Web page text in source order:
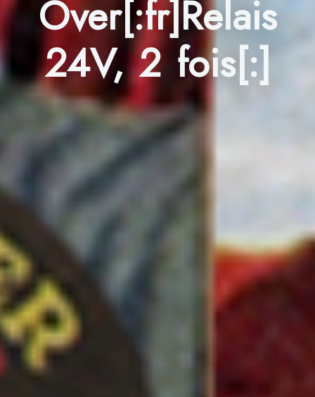
Over[:fr]Relais
24V, 2 fois[:]